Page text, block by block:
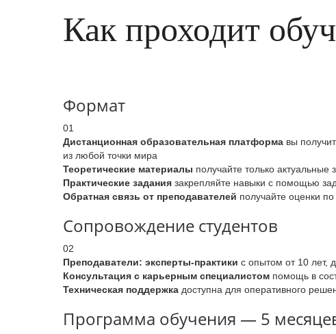
Как проходит
Формат
01
Дистанционная образовательная платформа вы
из любой точки мира
Теоретические материалы получайте только
Практические задания закрепляйте навыки с помощью
Обратная связь от преподавателей получайте оценки
Сопровождение студентов
02
Преподаватели: эксперты-практики с опытом от 10 лет,
Консультация с карьерным специалистом помощь в
Техническая поддержка доступна для оперативного
Программа обучения — 5